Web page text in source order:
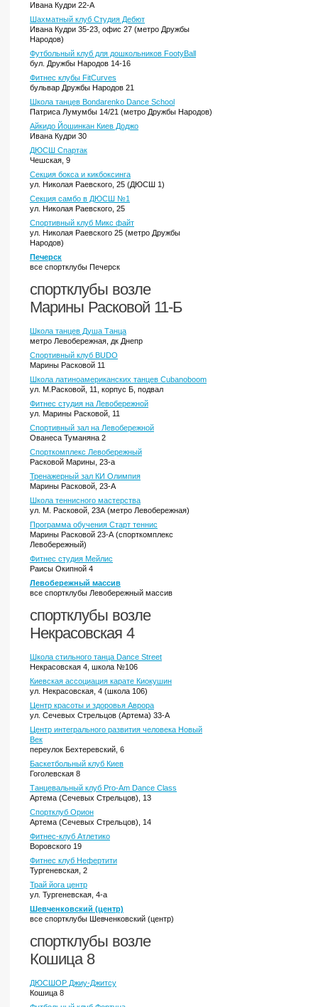
Ивана Кудри 22-А
Шахматный клуб Студия Дебют
Ивана Кудри 35-23, офис 27 (метро Дружбы
Народов)
Футбольный клуб для дошкольников FootyBall
бул. Дружбы Народов 14-16
Фитнес клубы FitCurves
бульвар Дружбы Народов 21
Школа танцев Bondarenko Dance School
Патриса Лумумбы 14/21 (метро Дружбы Народов)
Айкидо Йошинкан Киев Доджо
Ивана Кудри 30
ДЮСШ Спартак
Чешская, 9
Секция бокса и кикбоксинга
ул. Николая Раевского, 25 (ДЮСШ 1)
Секция самбо в ДЮСШ №1
ул. Николая Раевского, 25
Спортивный клуб Микс файт
ул. Николая Раевского 25 (метро Дружбы
Народов)
Печерск
все спортклубы Печерск
спортклубы возле
Марины Расковой 11-Б
Школа танцев Душа Танца
метро Левобережная, дк Днепр
Спортивный клуб BUDO
Марины Расковой 11
Школа латиноамериканских танцев Cubanoboom
ул. М.Расковой, 11, корпус Б, подвал
Фитнес студия на Левобережной
ул. Марины Расковой, 11
Спортивный зал на Левобережной
Ованеса Туманяна 2
Спорткомплекс Левобережный
Расковой Марины, 23-а
Тренажерный зал КИ Олимпия
Марины Расковой, 23-А
Школа теннисного мастерства
ул. М. Расковой, 23А (метро Левобережная)
Программа обучения Старт теннис
Марины Расковой 23-А (спорткомплекс
Левобережный)
Фитнес студия Мейлис
Раисы Окипной 4
Левобережный массив
все спортклубы Левобережный массив
спортклубы возле
Некрасовская 4
Школа стильного танца Dance Street
Некрасовская 4, школа №106
Киевская ассоциация карате Киокушин
ул. Некрасовская, 4 (школа 106)
Центр красоты и здоровья Аврора
ул. Сечевых Стрельцов (Артема) 33-А
Центр интегрального развития человека Новый
Век
переулок Бехтеревский, 6
Баскетбольный клуб Киев
Гоголевская 8
Танцевальный клуб Pro-Am Dance Class
Артема (Сечевых Стрельцов), 13
Спортклуб Орион
Артема (Сечевых Стрельцов), 14
Фитнес-клуб Атлетико
Воровского 19
Фитнес клуб Нефертити
Тургеневская, 2
Трай йога центр
ул. Тургеневская, 4-а
Шевченковский (центр)
все спортклубы Шевченковский (центр)
спортклубы возле
Кошица 8
ДЮСШОР Джиу-Джитсу
Кошица 8